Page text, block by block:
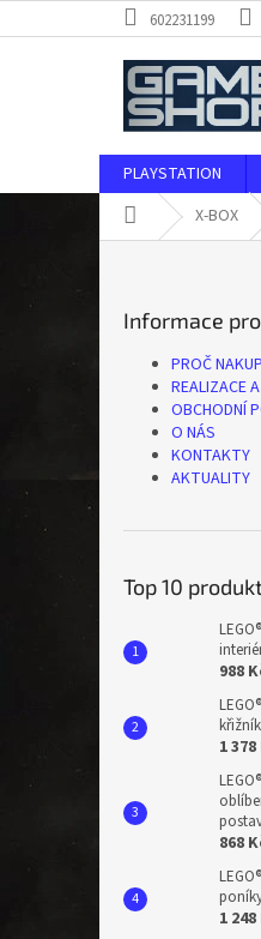
na
602231199
PLAYSTATION
Domů X-BOX
Informace
PROČ
REALIZACE
OBCHODNÍ
O NÁS
KONTAKTY
AKTUALITY
Top 10
988
1
868
1